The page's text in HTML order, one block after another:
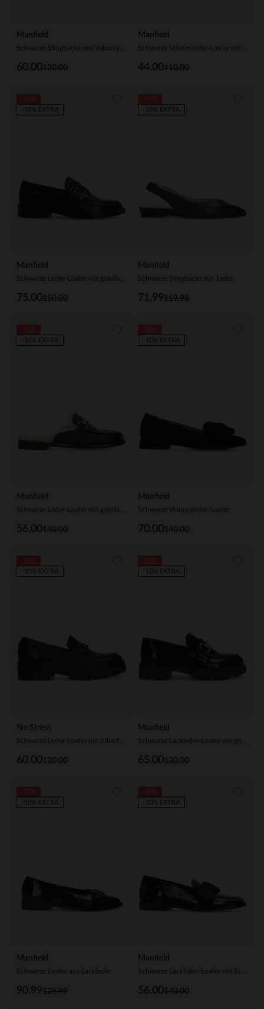
Manfield
120.00
60.00
Manfield
110.00
44.00
Manfield
150.00
75.00
-10% EXTRA
Manfield
Schwarze Slingbacks aus Leder
119.98
71.99
-10% EXTRA
Manfield
140.00
56.00
-10% EXTRA
Manfield
Schwarze Veloursleder-Loafer
140.00
70.00
-10% EXTRA
No Stress
120.00
60.00
-10% EXTRA
Manfield
130.00
65.00
-10% EXTRA
Manfield
Schwarze Loafer aus Lackleder
129.99
90.99
-10% EXTRA
Manfield
140.00
56.00
-10% EXTRA